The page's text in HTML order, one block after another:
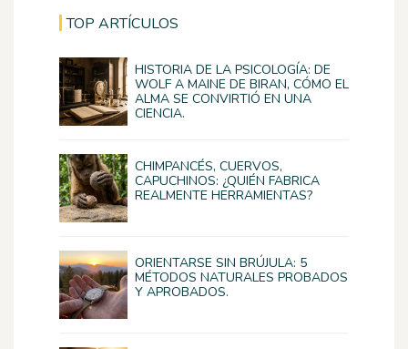
TOP ARTÍCULOS
HISTORIA DE LA PSICOLOGÍA: DE
WOLF A MAINE DE BIRAN, CÓMO EL
ALMA SE CONVIRTIÓ EN UNA
CIENCIA.
CHIMPANCÉS, CUERVOS,
CAPUCHINOS: ¿QUIÉN FABRICA
REALMENTE HERRAMIENTAS?
ORIENTARSE SIN BRÚJULA: 5
MÉTODOS NATURALES PROBADOS
Y APROBADOS.